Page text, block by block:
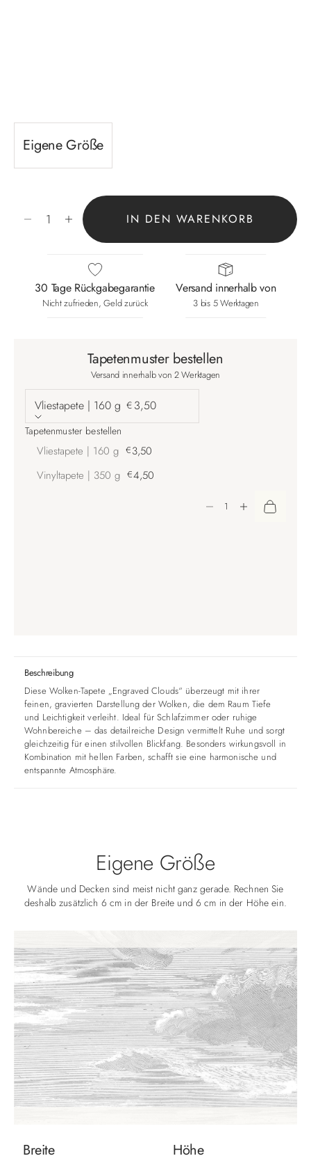
Eigene Größe
Anzahl verringernAnzahl erhöhen
IN DEN WARENKORB
30 Tage Rückgabegarantie
Nicht zufrieden, Geld zurück
Versand innerhalb von
3 bis 5 Werktagen
Tapetenmuster bestellen
Versand innerhalb von 2 Werktagen
Vliestapete | 160 g € 3,50
Tapetenmuster bestellen
Vliestapete | 160 g €3,50
Vinyltapete | 350 g €4,50
Anzahl verringern
Anzahl erhöhen
Beschreibung
Diese Wolken-Tapete „Engraved Clouds“ überzeugt mit ihrer
feinen, gravierten Darstellung der Wolken, die dem Raum Tiefe
und Leichtigkeit verleiht. Ideal für Schlafzimmer oder ruhige
Wohnbereiche – das detailreiche Design vermittelt Ruhe und sorgt
gleichzeitig für einen stilvollen Blickfang. Besonders wirkungsvoll in
Kombination mit hellen Farben, schafft sie eine harmonische und
entspannte Atmosphäre.
Eigene Größe
Wände und Decken sind meist nicht ganz gerade. Rechnen Sie
deshalb zusätzlich 6 cm in der Breite und 6 cm in der Höhe ein.
Breite Höhe